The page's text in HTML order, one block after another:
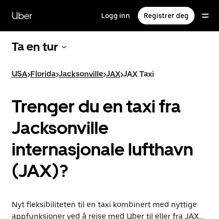
hovedinnholdet
Uber Logg inn Registrer deg
Ta en tur
USA>Florida>Jacksonville>JAX>JAX Taxi
Trenger du en taxi fra
Jacksonville
internasjonale lufthavn
(JAX)?
Nyt fleksibiliteten til en taxi kombinert med nyttige
appfunksjoner ved å reise med Uber til eller fra JAX i